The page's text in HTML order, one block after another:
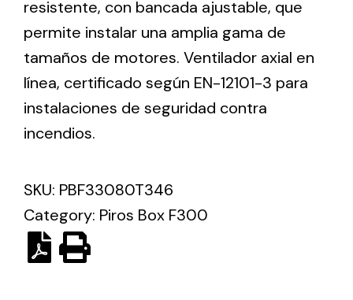
Iluminación Solar
Variedad de soluciones solares para todo tipo
de necesidades.
Solar lighting
Variety of solar solutions for all kinds of needs.
resistente, con bancada ajustable, que
permite instalar una amplia gama de
tamaños de motores. Ventilador axial en
línea, certificado según EN-12101-3 para
instalaciones de seguridad contra
incendios.
SKU: PBF33080T346
Category: Piros Box F300